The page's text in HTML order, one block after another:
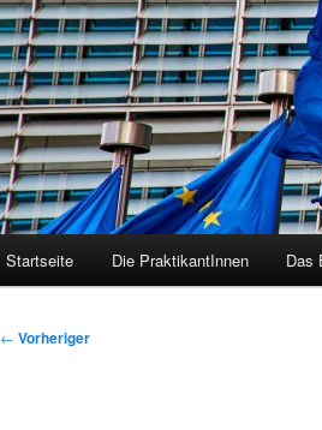
Startseite Die PraktikantInnen Das
Beitragsnavigation
← Vorheriger